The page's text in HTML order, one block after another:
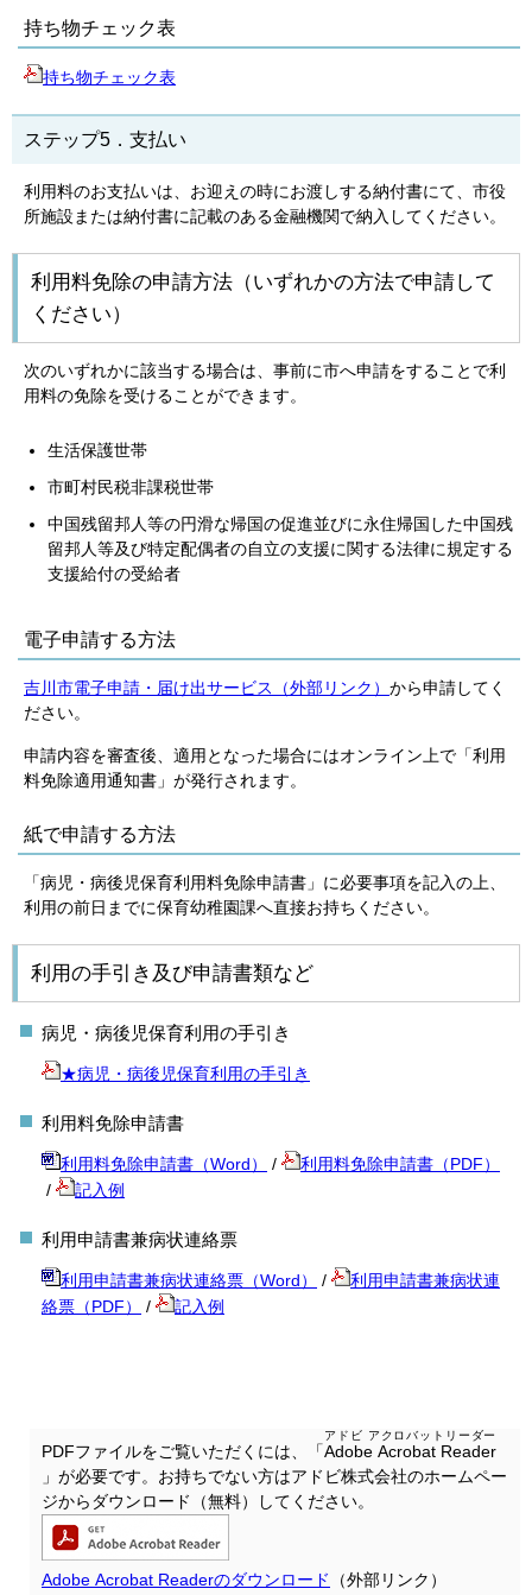
持ち物チェック表
持ち物チェック表
ステップ5．支払い
利用料のお支払いは、お迎えの時にお渡しする納付書にて、市役
所施設または納付書に記載のある金融機関で納入してください。
利用料免除の申請方法（いずれかの方法で申請して
ください）
次のいずれかに該当する場合は、事前に市へ申請をすることで利
用料の免除を受けることができます。
生活保護世帯
市町村民税非課税世帯
中国残留邦人等の円滑な帰国の促進並びに永住帰国した中国残
留邦人等及び特定配偶者の自立の支援に関する法律に規定する
支援給付の受給者
電子申請する方法
吉川市電子申請・届け出サービス（外部リンク） から申請してく
ださい。
申請内容を審査後、適用となった場合にはオンライン上で「利用
料免除適用通知書」が発行されます。
紙で申請する方法
「病児・病後児保育利用料免除申請書」に必要事項を記入の上、
利用の前日までに保育幼稚園課へ直接お持ちください。
利用の手引き及び申請書類など
病児・病後児保育利用の手引き
★病児・病後児保育利用の手引き
利用料免除申請書
利用料免除申請書（Word） /
利用料免除申請書（PDF）
/
記入例
利用申請書兼病状連絡票
利用申請書兼病状連絡票（Word） /
利用申請書兼病状連
絡票（PDF）
/ 記入例
PDFファイルをご覧いただくには、「Adobe Acrobat Reader
アドビ アクロバットリーダー
」が必要です。お持ちでない方はアドビ株式会社のホームペー
ジからダウンロード（無料）してください。
Adobe Acrobat Readerのダウンロード （外部リンク）